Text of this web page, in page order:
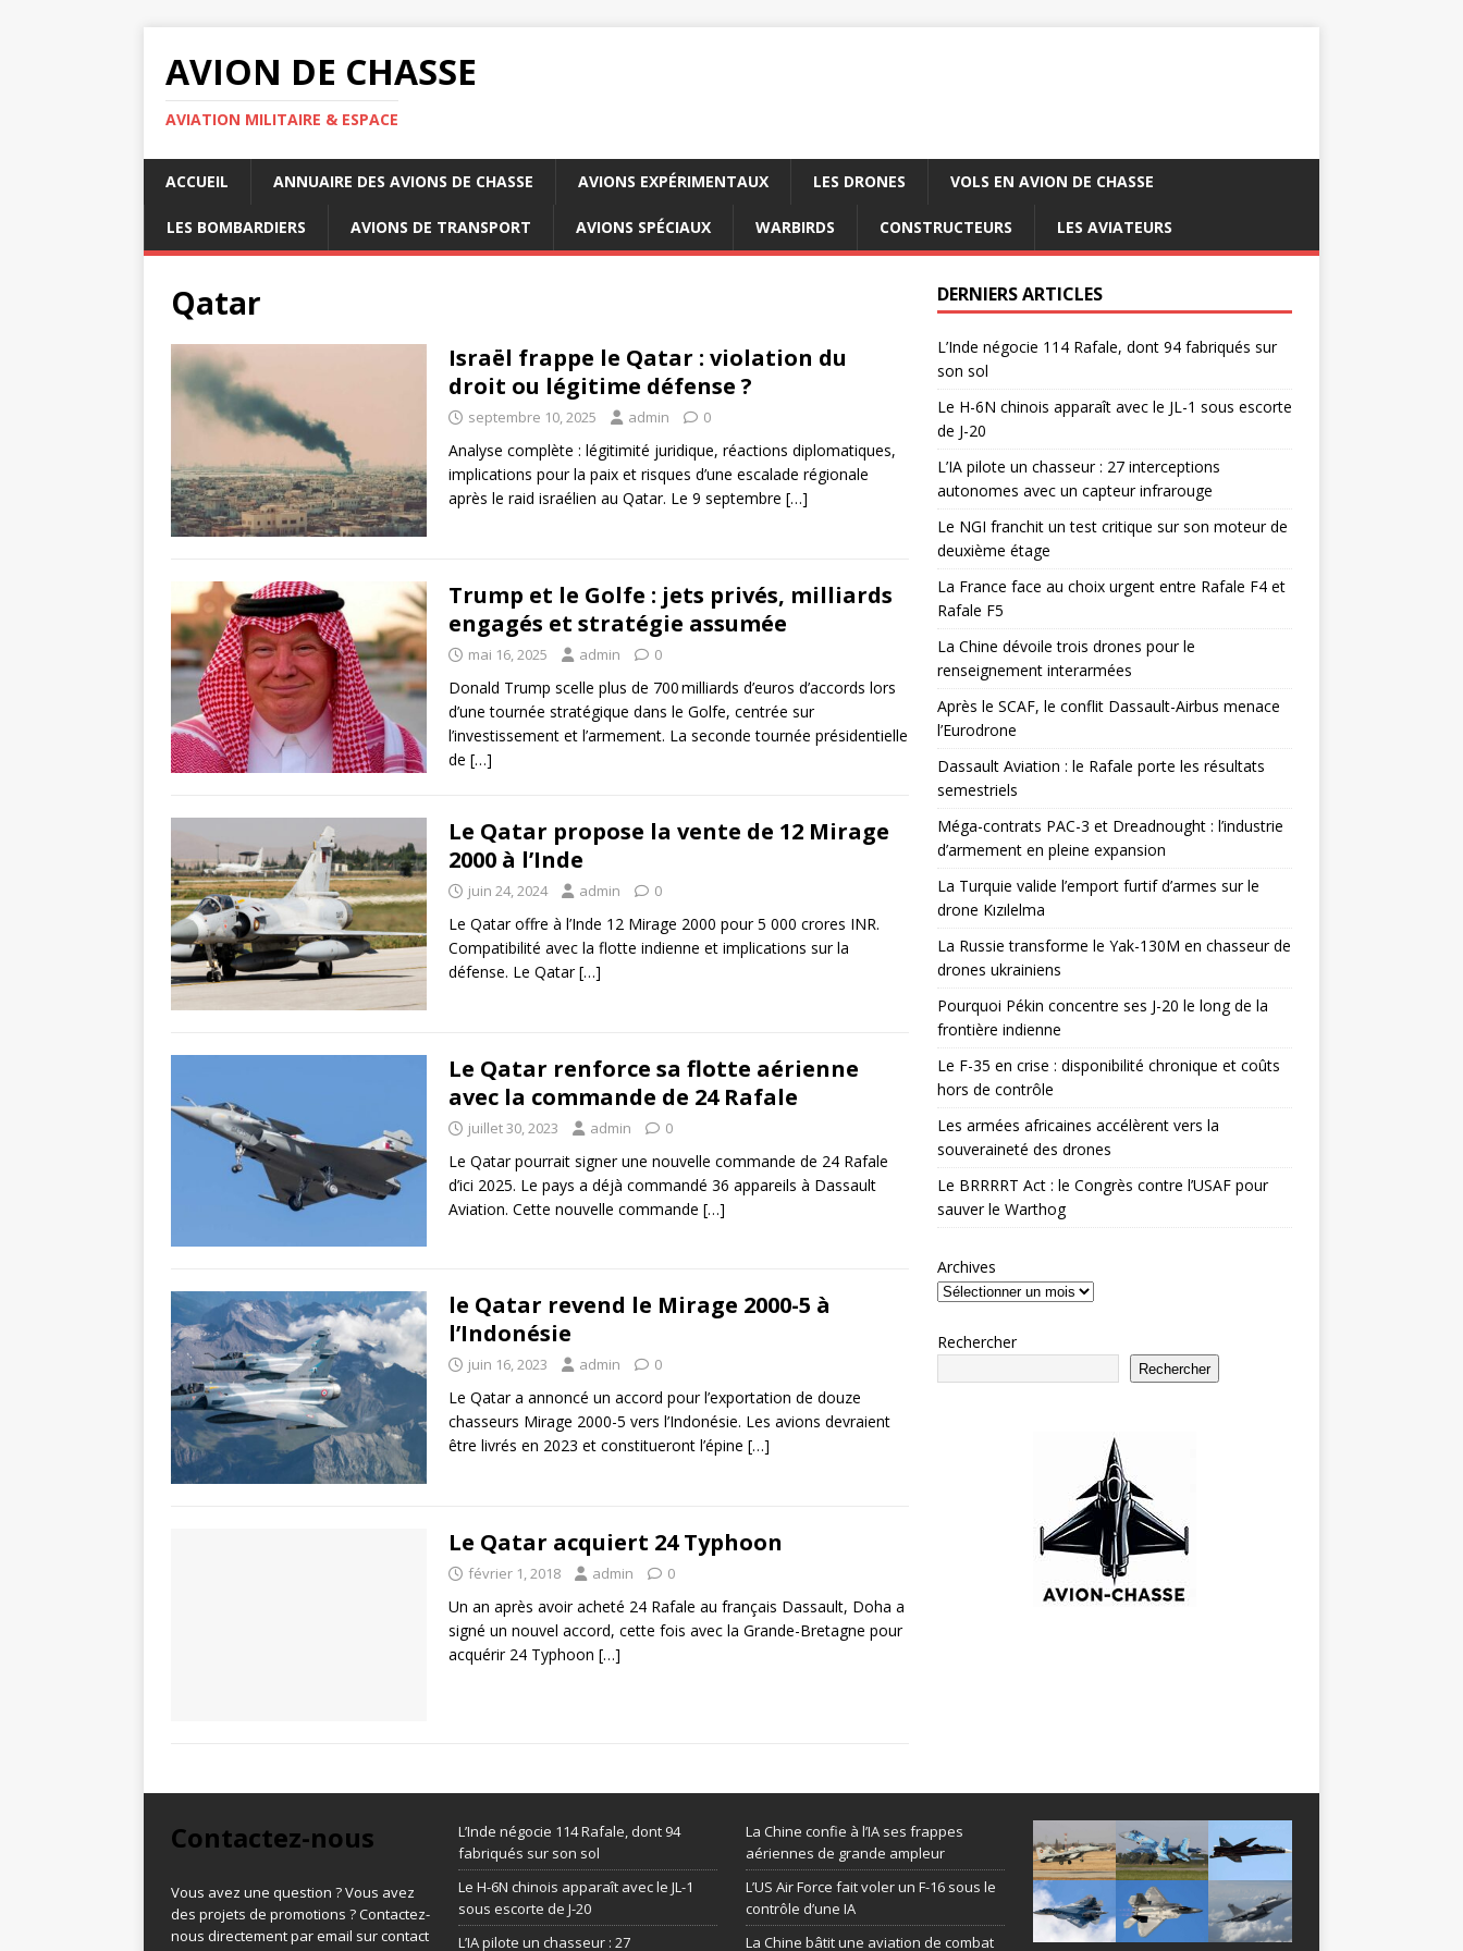
AVION DE CHASSE
AVIATION MILITAIRE & ESPACE
ACCUEIL ANNUAIRE DES AVIONS DE CHASSE AVIONS EXPÉRIMENTAUX LES DRONES VOLS EN AVION DE CHASSE
LES BOMBARDIERS AVIONS DE TRANSPORT AVIONS SPÉCIAUX WARBIRDS CONSTRUCTEURS LES AVIATEURS
Qatar
Israël frappe le Qatar : violation du
droit ou légitime défense ?
septembre 10, 2025 admin 0
Analyse complète : légitimité juridique, réactions diplomatiques,
implications pour la paix et risques d’une escalade régionale
après le raid israélien au Qatar. Le 9 septembre […]
Trump et le Golfe : jets privés, milliards
engagés et stratégie assumée
mai 16, 2025 admin 0
Donald Trump scelle plus de 700 milliards d’euros d’accords lors
d’une tournée stratégique dans le Golfe, centrée sur
l’investissement et l’armement. La seconde tournée présidentielle
de […]
Le Qatar propose la vente de 12 Mirage
2000 à l’Inde
juin 24, 2024 admin 0
Le Qatar offre à l’Inde 12 Mirage 2000 pour 5 000 crores INR.
Compatibilité avec la flotte indienne et implications sur la
défense. Le Qatar[…]
Le Qatar renforce sa flotte aérienne
avec la commande de 24 Rafale
juillet 30, 2023 admin 0
Le Qatar pourrait signer une nouvelle commande de 24 Rafale
d’ici 2025. Le pays a déjà commandé 36 appareils à Dassault
Aviation. Cette nouvelle commande […]
le Qatar revend le Mirage 2000-5 à
l’Indonésie
juin 16, 2023 admin 0
Le Qatar a annoncé un accord pour l’exportation de douze
chasseurs Mirage 2000-5 vers l’Indonésie. Les avions devraient
être livrés en 2023 et constitueront l’épine […]
Le Qatar acquiert 24 Typhoon
février 1, 2018 admin 0
Un an après avoir acheté 24 Rafale au français Dassault, Doha a
signé un nouvel accord, cette fois avec la Grande-Bretagne pour
acquérir 24 Typhoon […]
DERNIERS ARTICLES
L’Inde négocie 114 Rafale, dont 94 fabriqués sur
son sol
Le H-6N chinois apparaît avec le JL-1 sous escorte
de J-20
L’IA pilote un chasseur : 27 interceptions
autonomes avec un capteur infrarouge
Le NGI franchit un test critique sur son moteur de
deuxième étage
La France face au choix urgent entre Rafale F4 et
Rafale F5
La Chine dévoile trois drones pour le
renseignement interarmées
Après le SCAF, le conflit Dassault-Airbus menace
l’Eurodrone
Dassault Aviation : le Rafale porte les résultats
semestriels
Méga-contrats PAC-3 et Dreadnought : l’industrie
d’armement en pleine expansion
La Turquie valide l’emport furtif d’armes sur le
drone Kızılelma
La Russie transforme le Yak-130M en chasseur de
drones ukrainiens
Pourquoi Pékin concentre ses J-20 le long de la
frontière indienne
Le F-35 en crise : disponibilité chronique et coûts
hors de contrôle
Les armées africaines accélèrent vers la
souveraineté des drones
Le BRRRRT Act : le Congrès contre l’USAF pour
sauver le Warthog
Archives
Rechercher
Rechercher
Contactez-nous
Vous avez une question ? Vous avez
des projets de promotions ? Contactez-
nous directement par email sur contact
L’Inde négocie 114 Rafale, dont 94
fabriqués sur son sol
Le H-6N chinois apparaît avec le JL-1
sous escorte de J-20
L’IA pilote un chasseur : 27
La Chine confie à l’IA ses frappes
aériennes de grande ampleur
L’US Air Force fait voler un F-16 sous le
contrôle d’une IA
La Chine bâtit une aviation de combat